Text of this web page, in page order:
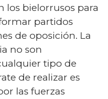
los bielorrusos para
partidos
de oposición. La
no son
tipo de
de realizar es
las fuerzas